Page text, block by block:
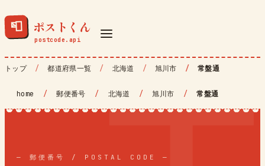
📮 ポストくん
トップ 都道府県一覧 北海道 旭川市 常盤通
home / 郵便番号 / 北海道 / 旭川市 / 常盤通
— 郵便番号 / POSTAL CODE —